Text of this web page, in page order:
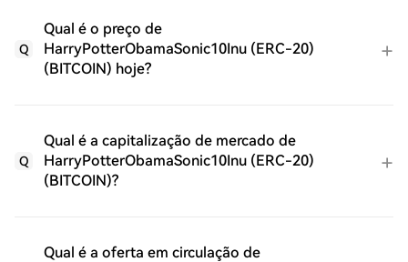
Q
Qual é o preço de
HarryPotterObamaSonic10Inu (ERC-20)
(BITCOIN) hoje?
Q
Qual é a capitalização de mercado de
HarryPotterObamaSonic10Inu (ERC-20)
(BITCOIN)?
Qual é a oferta em circulação de